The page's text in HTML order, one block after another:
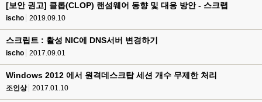
[보안 권고] 클롭(CLOP) 랜섬웨어 동향 및 대응 방안 - 스크랩
ischo 2019.09.10
스크립트 : 활성 NIC에 DNS서버 변경하기
ischo 2017.09.01
Windows 2012 에서 원격데스크탑 세션 개수 무제한 처리
조인상 2017.01.10